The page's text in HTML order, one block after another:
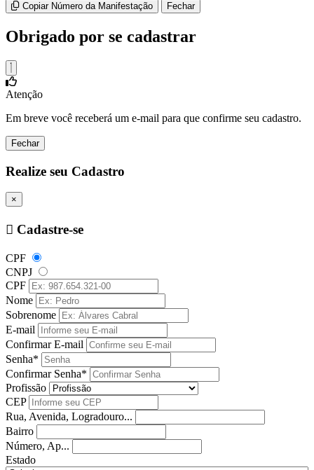
Copiar Número da Manifestação Fechar
Obrigado por se cadastrar
Atenção
Em breve você receberá um e-mail para que confirme seu cadastro.
Fechar
Realize seu Cadastro
×
Cadastre-se
CPF
CNPJ
CPF
Nome
Sobrenome
E-mail
Confirmar E-mail
Senha*
Confirmar Senha*
Profissão
CEP
Rua, Avenida, Logradouro...
Bairro
Número, Ap...
Estado